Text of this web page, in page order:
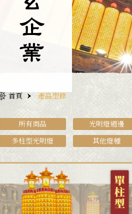
首頁 產品型錄
所有商品 光明燈週邊
多柱型光明燈
其他燈種